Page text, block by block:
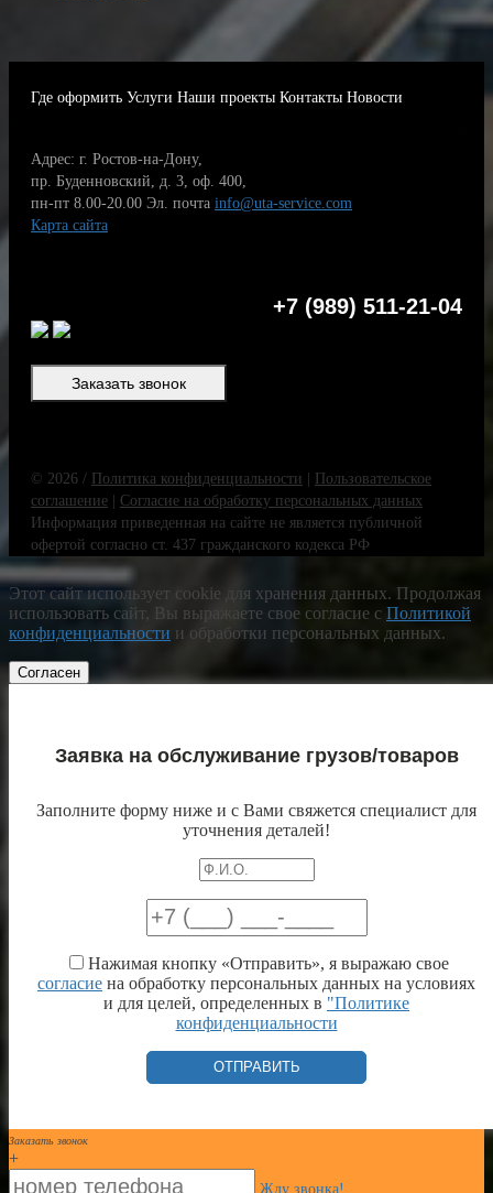
Где оформить Услуги Наши проекты Контакты Новости
Адрес: г. Ростов-на-Дону,
пр. Буденновский, д. 3, оф. 400,
пн-пт 8.00-20.00 Эл. почта info@uta-service.com
Карта сайта
+7 (989) 511-21-04
Заказать звонок
© 2026 / Политика конфиденциальности
Пользовательское
соглашение
Согласие на обработку персональных данных
Информация приведенная на сайте не является публичной
офертой согласно ст. 437 гражданского кодекса РФ
Этот сайт использует cookie для хранения данных. Продолжая
использовать сайт, Вы выражаете свое согласие с Политикой
конфиденциальности и обработки персональных данных.
Согласен
Заявка на обслуживание грузов/товаров
Заполните форму ниже и с Вами свяжется специалист для
уточнения деталей!
Нажимая кнопку «Отправить», я выражаю свое
согласие на обработку персональных данных на условиях
и для целей, определенных в "Политике
конфиденциальности
Заказать звонок
+
Жду звонка!